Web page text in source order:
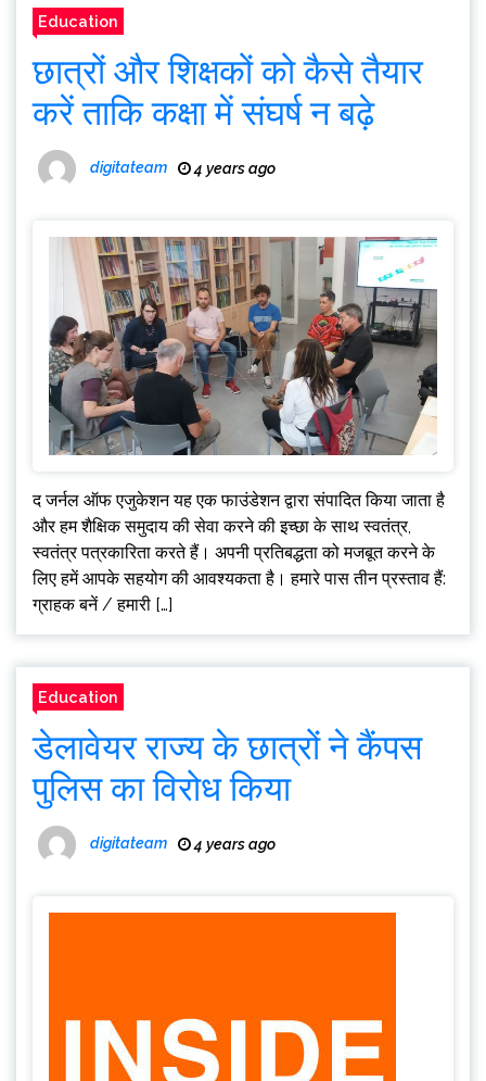
Education
छात्रों और शिक्षकों को कैसे तैयार
करें ताकि कक्षा में संघर्ष न बढ़े
digitateam 4 years ago
द जर्नल ऑफ एजुकेशन यह एक फाउंडेशन द्वारा संपादित किया जाता है
और हम शैक्षिक समुदाय की सेवा करने की इच्छा के साथ स्वतंत्र,
स्वतंत्र पत्रकारिता करते हैं। अपनी प्रतिबद्धता को मजबूत करने के
लिए हमें आपके सहयोग की आवश्यकता है। हमारे पास तीन प्रस्ताव हैं:
ग्राहक बनें / हमारी […]
Education
डेलावेयर राज्य के छात्रों ने कैंपस
पुलिस का विरोध किया
digitateam 4 years ago